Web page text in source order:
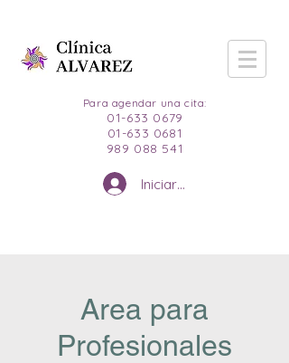
Para agendar una cita:
01-633 0679
01-633 0681
989 088 541
Iniciar sesión
Area para
Profesionales